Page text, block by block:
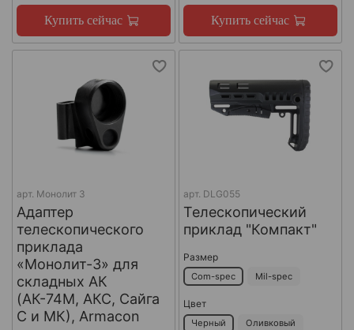
Купить сейчас Купить сейчас
арт. Монолит 3
Адаптер
телескопического
приклада
«Монолит-3» для
складных АК
(АК-74М, АКС, Сайга
С и МК), Armacon
арт. DLG055
Телескопический
приклад "Компакт"
Размер
Com-spec Mil-spec
Цвет
Черный Оливковый